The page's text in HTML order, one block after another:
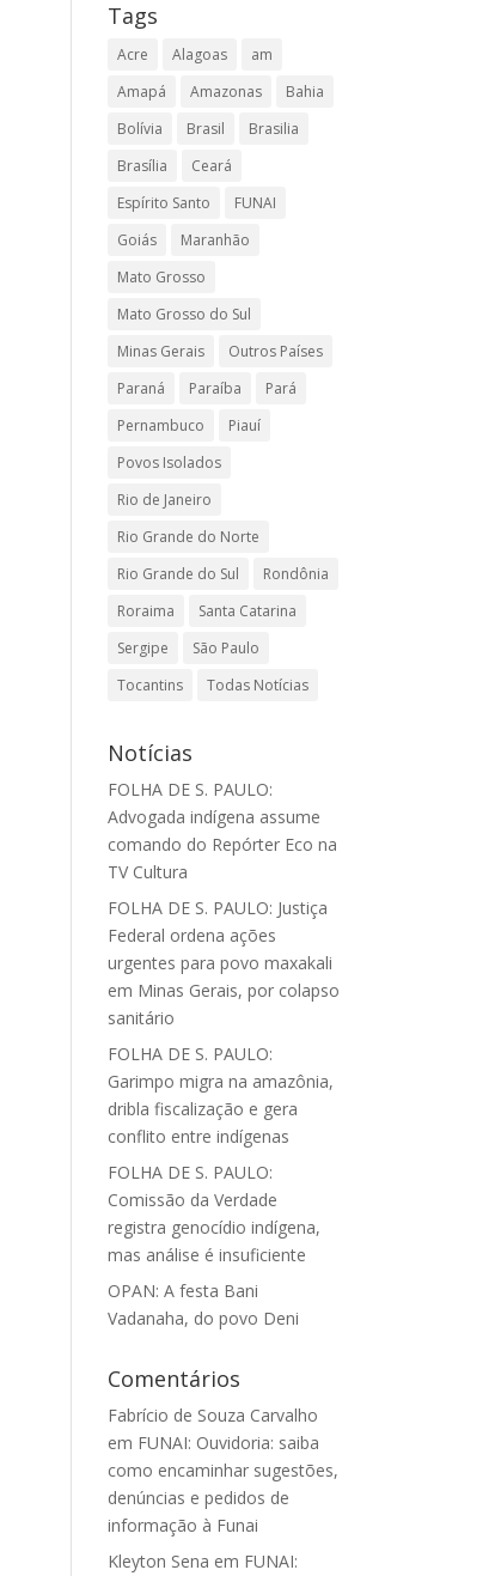
Tags
Acre Alagoas
am
Amapá
Amazonas
Bahia
Bolívia
Brasil
Brasilia
Brasília
Ceará
Espírito Santo
FUNAI
Goiás
Maranhão
Mato Grosso
Mato Grosso do Sul
Minas Gerais
Outros Países
Paraná
Paraíba
Pará
Pernambuco
Piauí
Povos Isolados
Rio de Janeiro
Rio Grande do Norte
Rio Grande do Sul
Rondônia
Roraima
Santa Catarina
Sergipe
São Paulo
Tocantins
Todas Notícias
Notícias
FOLHA DE S. PAULO:
Advogada indígena assume
comando do Repórter Eco na
TV Cultura
FOLHA DE S. PAULO: Justiça
Federal ordena ações
urgentes para povo maxakali
em Minas Gerais, por colapso
sanitário
FOLHA DE S. PAULO:
Garimpo migra na amazônia,
dribla fiscalização e gera
conflito entre indígenas
FOLHA DE S. PAULO:
Comissão da Verdade
registra genocídio indígena,
mas análise é insuficiente
OPAN: A festa Bani
Vadanaha, do povo Deni
Comentários
Fabrício de Souza Carvalho
em FUNAI: Ouvidoria: saiba
como encaminhar sugestões,
denúncias e pedidos de
informação à Funai
Kleyton Sena em FUNAI: